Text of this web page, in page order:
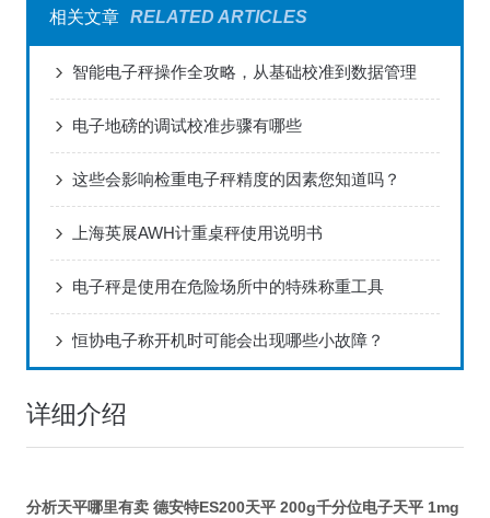
相关文章 RELATED ARTICLES
智能电子秤操作全攻略，从基础校准到数据管理
电子地磅的调试校准步骤有哪些
这些会影响检重电子秤精度的因素您知道吗？
上海英展AWH计重桌秤使用说明书
电子秤是使用在危险场所中的特殊称重工具
恒协电子称开机时可能会出现哪些小故障？
详细介绍
分析天平哪里有卖 德安特ES200天平 200g千分位电子天平 1mg